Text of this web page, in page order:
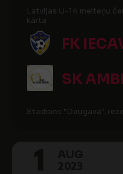
Latvijas U-14 meiteņu
kārta
FK
SK
Stadions "Daugava",